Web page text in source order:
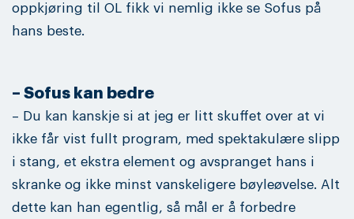
oppkjøring til OL fikk vi nemlig ikke se Sofus på
hans beste.
– Sofus kan bedre
– Du kan kanskje si at jeg er litt skuffet over at vi
ikke får vist fullt program, med spektakulære slipp
i stang, et ekstra element og avspranget hans i
skranke og ikke minst vanskeligere bøyleøvelse. Alt
dette kan han egentlig, så mål er å forbedre